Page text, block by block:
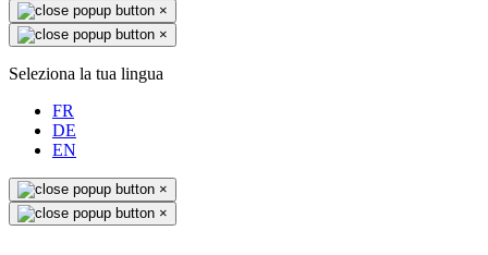
×
×
Seleziona la tua lingua
FR
DE
EN
×
×